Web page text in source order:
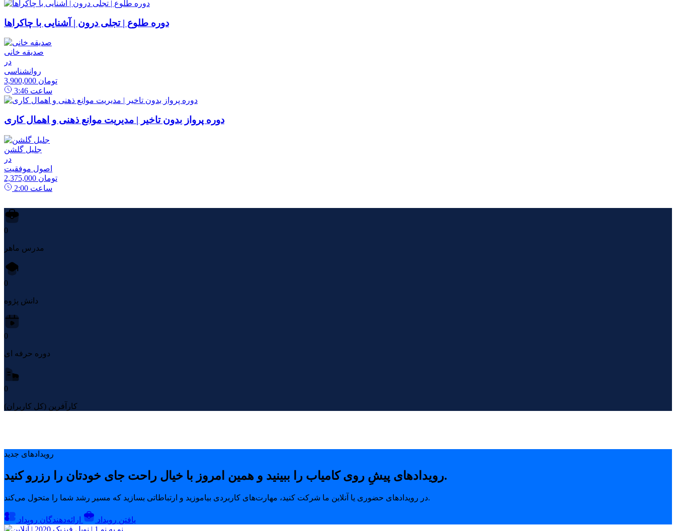
دوره طلوع | تجلی درون | آشنایی با چاکراها
صدیقه خانی
در
روانشناسی
3,900,000 تومان
3:46 ساعت
دوره پرواز بدون تاخیر | مدیریت موانع ذهنی و اهمال کاری
جلیل گلشن
در
اصول موفقیت
2,375,000 تومان
2:00 ساعت
0
مدرس ماهر
0
دانش پژوه
0
دوره حرفه ای
0
کارآفرین (کل کاربران)
رویدادهای جدید
رویدادهای پیشِ روی کامیاب را ببینید و همین امروز با خیال راحت جای خودتان را رزرو کنید.
در رویدادهای حضوری یا آنلاین ما شرکت کنید، مهارت‌های کاربردی بیاموزید و ارتباطاتی بسازید که مسیر رشد شما را متحول می‌کند.
یافتن رویداد ارائه‌دهندگان رویداد